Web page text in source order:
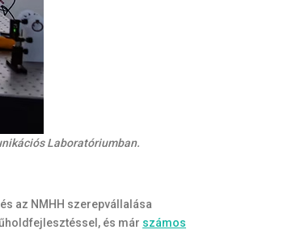
Laboratóriumban.
az NMHH szerepvállalása
és már számos